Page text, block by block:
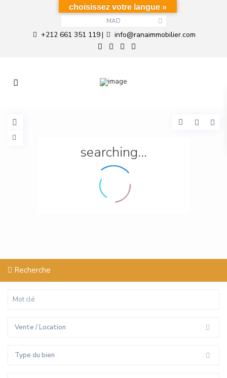
MAD
+212 661 351 119| info@ranaimmobilier.com
searching...
Recherche
Vente / Location
Type du bien
choisissez votre langue »